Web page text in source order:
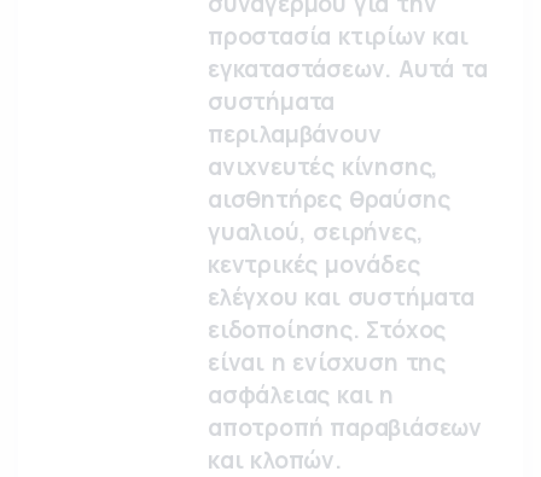
προστασία κτιρίων και
εγκαταστάσεων. Αυτά τα
συστήματα
περιλαμβάνουν
ανιχνευτές κίνησης,
αισθητήρες θραύσης
γυαλιού, σειρήνες,
κεντρικές μονάδες
ελέγχου και συστήματα
ειδοποίησης. Στόχος
είναι η ενίσχυση της
ασφάλειας και η
αποτροπή παραβιάσεων
και κλοπών.